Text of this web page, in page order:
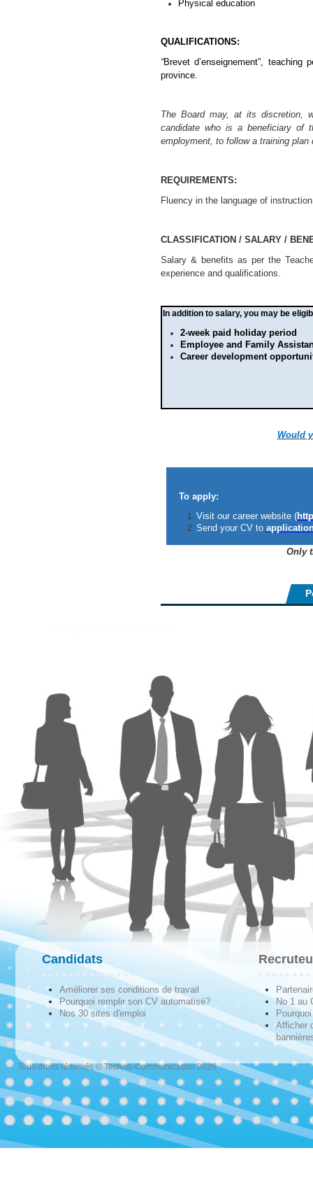
Physical education
QUALIFICATIONS:
“Brevet d’enseignement”,
province.
The Board may, at its discretion,
candidate who is a beneficiary of
employment, to follow a training plan
REQUIREMENTS:
Fluency in the language of
CLASSIFICATION / SALARY /
Salary & benefits as per the
experience and qualifications.
In addition to salary, you may be
2-week paid holiday period
Employee and Family
Career development
Would
To apply:
Visit our career website (
Send your CV to
Only
Candidats
Améliorer ses conditions de travail
Pourquoi remplir son CV automatisé?
Nos 30 sites d'emploi
No 1 au
Afficher
Tous droits réservés © Techno-Communication 2026